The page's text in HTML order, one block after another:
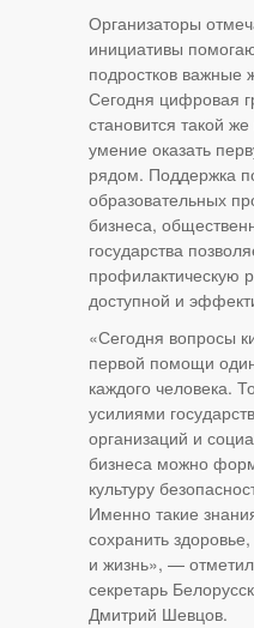
Организаторы
инициативы
подростков важные
Сегодня цифровая
становится такой
умение оказать
рядом. Поддержка
образовательных
бизнеса,
государства
профилактическую
доступной и
«Сегодня вопросы
первой помощи
каждого человека.
усилиями
организаций и
бизнеса можно
культуру
Именно такие
сохранить
и жизнь», —
секретарь
Дмитрий Шевцов.